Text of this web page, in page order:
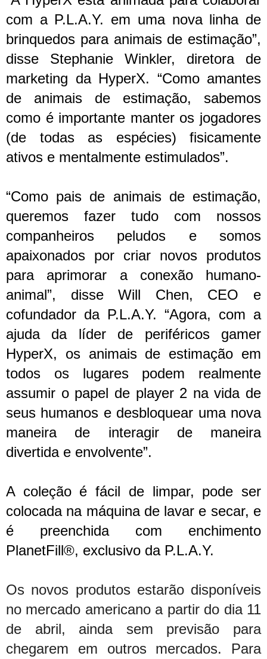
com a P.L.A.Y. em uma nova linha de
brinquedos para animais de estimação”,
disse Stephanie Winkler, diretora de
marketing da HyperX. “Como amantes
de animais de estimação, sabemos
como é importante manter os jogadores
(de todas as espécies) fisicamente
ativos e mentalmente estimulados”.
“Como pais de animais de estimação,
queremos fazer tudo com nossos
companheiros peludos e somos
apaixonados por criar novos produtos
para aprimorar a conexão humano-
animal”, disse Will Chen, CEO e
cofundador da P.L.A.Y. “Agora, com a
ajuda da líder de periféricos gamer
HyperX, os animais de estimação em
todos os lugares podem realmente
assumir o papel de player 2 na vida de
seus humanos e desbloquear uma nova
maneira de interagir de maneira
divertida e envolvente”.
A coleção é fácil de limpar, pode ser
colocada na máquina de lavar e secar, e
é preenchida com enchimento
PlanetFill®, exclusivo da P.L.A.Y.
Os novos produtos estarão disponíveis
no mercado americano a partir do dia 11
de abril, ainda sem previsão para
chegarem em outros mercados. Para